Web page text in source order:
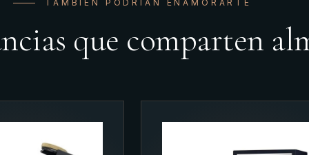
TAMBIÉN PODRÍAN ENAMORARTE
que comparten